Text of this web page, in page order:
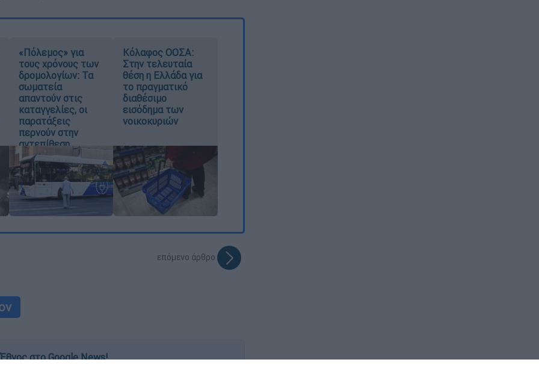
«Πόλεμος» για
τους χρόνους των
δρομολογίων: Τα
σωματεία
απαντούν στις
καταγγελίες, οι
παρατάξεις
περνούν στην
αντεπίθεση
Κόλαφος ΟΟΣΑ:
Στην τελευταία
θέση η Ελλάδα για
το πραγματικό
διαθέσιμο
εισόδημα των
νοικοκυριών
επόμενο άρθρο
στο Google News!